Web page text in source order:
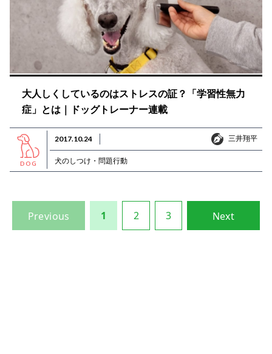
大人しくしているのはストレスの証？「学習性無力
症」とは｜ドッグトレーナー連載
DOG
2017.10.24 三井翔平
三井翔平
犬のしつけ・問題行動
Previous 1 2 3 Next